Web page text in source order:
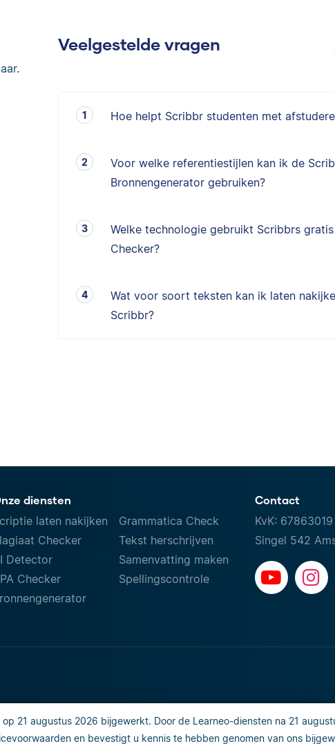
21 augustus 2026 bijgewerkt. Door de Learneo-diensten na 21
en bevestigt u kennis te hebben genomen van ons
Veelgestelde vragen
Hoe helpt Scribbr studenten met
Voor welke referentiestijlen kan ik de
Bronnengenerator gebruiken?
Welke technologie gebruikt Scribbrs
Checker?
Wat voor soort teksten kan ik laten
Scribbr?
diensten
laten nakijken
Checker
Detector
Checker
Grammatica Check
Tekst herschrijven
Samenvatting maken
Spellingscontrole
Contact
KvK: 67863019
Singel 542
Gebruiksvoorwaarden Do not sell or share my personal info